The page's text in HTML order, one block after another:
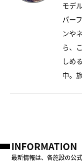
モデ
パー
ンや
ら、
しめ
中。
INFORMATION
最新情報は、各施設の公